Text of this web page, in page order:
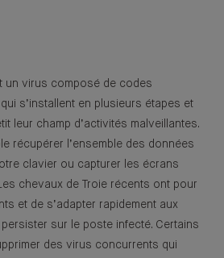
un virus composé de codes
s’installent en plusieurs étapes et
leur champ d’activités malveillantes.
récupérer l’ensemble des données
clavier ou capturer les écrans
chevaux de Troie récents ont pour
et de s’adapter rapidement aux
sur le poste infecté. Certains
des virus concurrents qui